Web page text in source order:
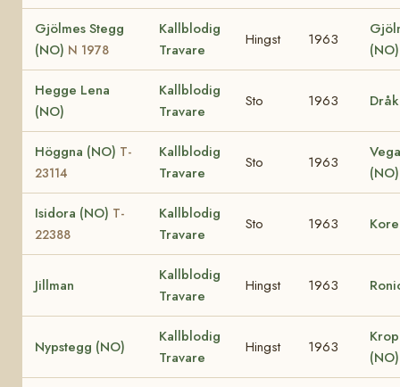
Gjölmes Stegg
(NO) N 1978
Kallblodig
Travare
Hingst 1963
(NO)
Hegge Lena
(NO)
Kallblodig
Travare
Sto 1963
Höggna (NO) T-
23114
Kallblodig
Travare
Sto 1963
Isidora (NO) T-
22388
Kallblodig
Travare
Sto 1963
Jillman
Kallblodig
Travare
Hingst 1963
Nypstegg (NO)
Kallblodig
Travare
Hingst 1963